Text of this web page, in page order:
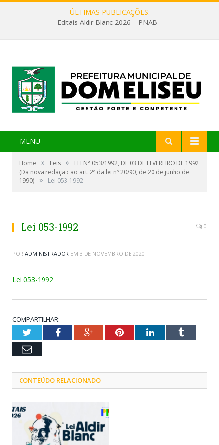
ÚLTIMAS PUBLICAÇÕES:
Editais Aldir Blanc 2026 – PNAB
MENU
Home » Leis »
LEI N° 053/1992, DE 03 DE FEVEREIRO DE 1992
(Da nova redação ao art. 2º da lei nº 20/90, de 20 de junho de
1990) » Lei 053-1992
Lei 053-1992 0
POR ADMINISTRADOR EM 3 DE NOVEMBRO DE 2020
Lei 053-1992
COMPARTILHAR:
TwitterFacebookGoogle+PinterestLinkedInTumblr
Email
CONTEÚDO RELACIONADO